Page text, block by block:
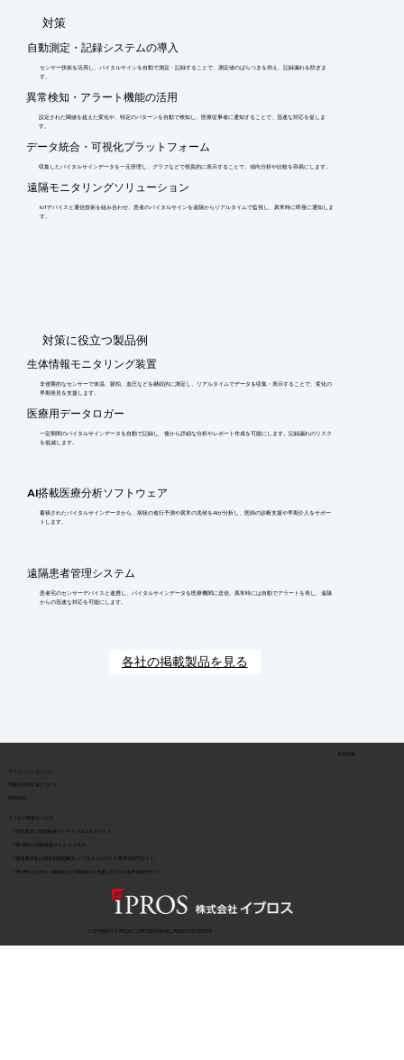
​対策
自動測定・記録システムの導入
センサー技術を活用し、バイタルサインを自動で測定・記録することで、測定値のばらつきを抑え、記録漏れを防ぎま
す。
異常検知・アラート機能の活用
設定された閾値を超えた変化や、特定のパターンを自動で検知し、医療従事者に通知することで、迅速な対応を促しま
す。
データ統合・可視化プラットフォーム
収集したバイタルサインデータを一元管理し、グラフなどで視覚的に表示することで、傾向分析や比較を容易にします。
遠隔モニタリングソリューション
IoTデバイスと通信技術を組み合わせ、患者のバイタルサインを遠隔からリアルタイムで監視し、異常時に即座に通知しま
す。
​対策に役立つ製品例
生体情報モニタリング装置
非侵襲的なセンサーで体温、脈拍、血圧などを継続的に測定し、リアルタイムでデータを収集・表示することで、変化の
早期発見を支援します。
医療用データロガー
一定期間のバイタルサインデータを自動で記録し、後から詳細な分析やレポート作成を可能にします。記録漏れのリスク
を低減します。
AI搭載医療分析ソフトウェア
蓄積されたバイタルサインデータから、病状の進行予測や異常の兆候をAIが分析し、医師の診断支援や早期介入をサポー
トします。
遠隔患者管理システム
患者宅のセンサーデバイスと連携し、バイタルサインデータを医療機関に送信。異常時には自動でアラートを発し、遠隔
からの迅速な対応を可能にします。
各社の掲載製品を見る
​情報の外部伝達について
会社情報
COPYRIGHT © IPROS CORPORATION ALL RIGHTS RESERVED
イプロス関連サービス
> 製造業向け情報検索サイト イプロスものづくり
> BtoB向け | 目的・用途起点で課題解決を支援 | イプロス業界別専門サイト
> BtoB向け情報検索サイト イプロス
> 製造業特化の用途別課題解決 | イプロスものづくり業界別専門サイト